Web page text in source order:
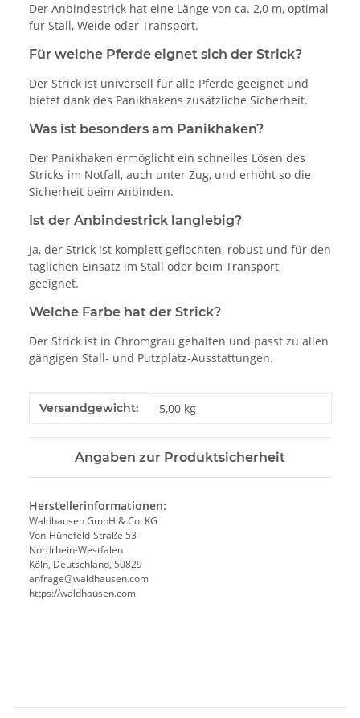
Der Anbindestrick hat eine Länge von ca. 2,0 m, optimal
für Stall, Weide oder Transport.
Für welche Pferde eignet sich der Strick?
Der Strick ist universell für alle Pferde geeignet und
bietet dank des Panikhakens zusätzliche Sicherheit.
Was ist besonders am Panikhaken?
Der Panikhaken ermöglicht ein schnelles Lösen des
Stricks im Notfall, auch unter Zug, und erhöht so die
Sicherheit beim Anbinden.
Ist der Anbindestrick langlebig?
Ja, der Strick ist komplett geflochten, robust und für den
täglichen Einsatz im Stall oder beim Transport
geeignet.
Welche Farbe hat der Strick?
Der Strick ist in Chromgrau gehalten und passt zu allen
gängigen Stall- und Putzplatz-Ausstattungen.
Produkteigenschaft
Wert
Versandgewicht: 5,00 kg
Angaben zur Produktsicherheit
Herstellerinformationen:
Waldhausen GmbH & Co. KG
Von-Hünefeld-Straße 53
Nordrhein-Westfalen
Köln, Deutschland, 50829
anfrage@waldhausen.com
https://waldhausen.com